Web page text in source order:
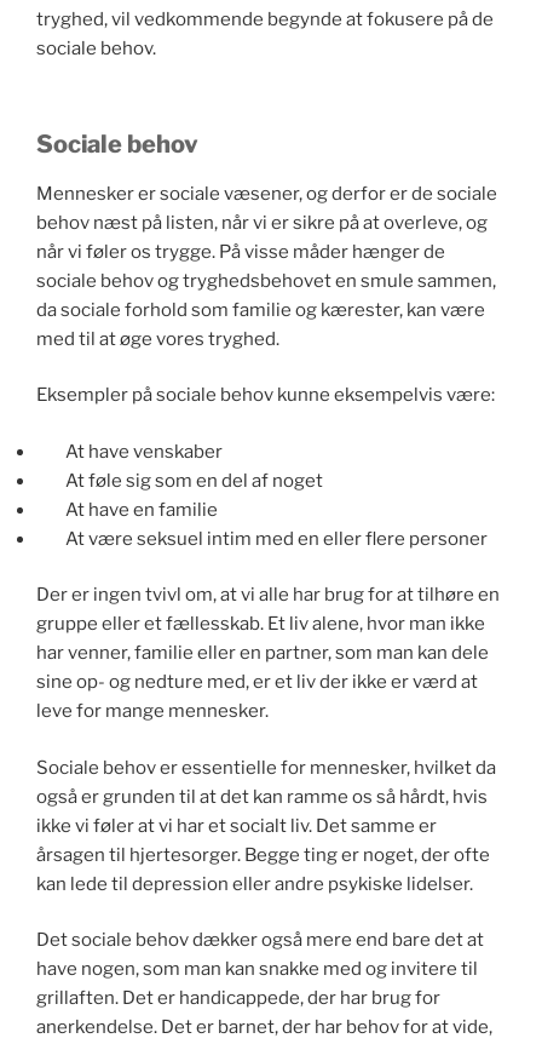
tryghed, vil vedkommende begynde at fokusere på de
sociale behov.
Sociale behov
Mennesker er sociale væsener, og derfor er de sociale
behov næst på listen, når vi er sikre på at overleve, og
når vi føler os trygge. På visse måder hænger de
sociale behov og tryghedsbehovet en smule sammen,
da sociale forhold som familie og kærester, kan være
med til at øge vores tryghed.
Eksempler på sociale behov kunne eksempelvis være:
At have venskaber
At føle sig som en del af noget
At have en familie
At være seksuel intim med en eller flere personer
Der er ingen tvivl om, at vi alle har brug for at tilhøre en
gruppe eller et fællesskab. Et liv alene, hvor man ikke
har venner, familie eller en partner, som man kan dele
sine op- og nedture med, er et liv der ikke er værd at
leve for mange mennesker.
Sociale behov er essentielle for mennesker, hvilket da
også er grunden til at det kan ramme os så hårdt, hvis
ikke vi føler at vi har et socialt liv. Det samme er
årsagen til hjertesorger. Begge ting er noget, der ofte
kan lede til depression eller andre psykiske lidelser.
Det sociale behov dækker også mere end bare det at
have nogen, som man kan snakke med og invitere til
grillaften. Det er handicappede, der har brug for
anerkendelse. Det er barnet, der har behov for at vide,